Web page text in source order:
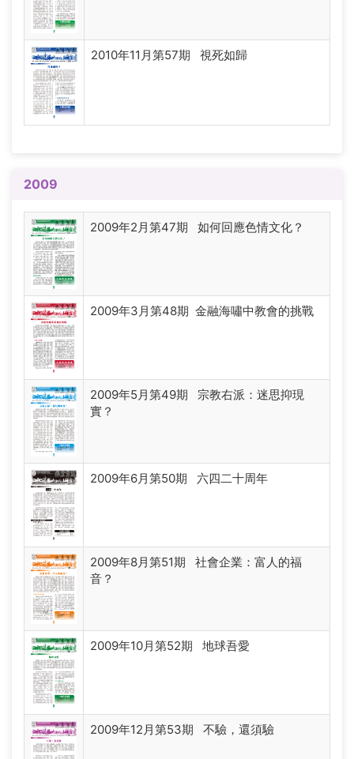
2010年11月第57期 視死如歸
2009
2009年2月第47期 如何回應色情文化？
2009年3月第48期 金融海嘯中教會的挑戰
2009年5月第49期 宗教右派：迷思抑現
實？
2009年6月第50期 六四二十周年
2009年8月第51期 社會企業：富人的福
音？
2009年10月第52期 地球吾愛
2009年12月第53期 不驗，還須驗